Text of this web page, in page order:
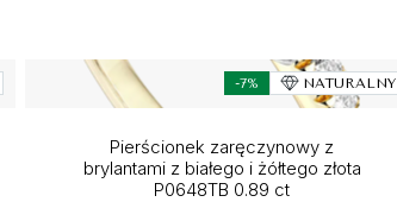
-7% NATURALNY
Pierścionek zaręczynowy z
brylantami z białego i żółtego złota
P0648TB 0.89 ct